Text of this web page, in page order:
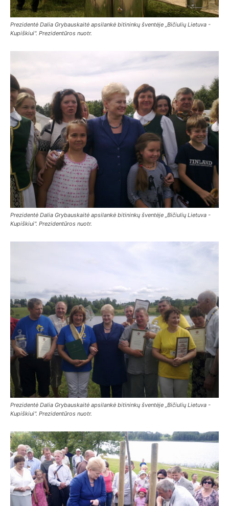
Prezidentė Dalia Grybauskaitė apsilankė bitininkų šventėje „Bičiulių Lietuva -
Kupiškiui". Prezidentūros nuotr.
Prezidentė Dalia Grybauskaitė apsilankė bitininkų šventėje „Bičiulių Lietuva -
Kupiškiui". Prezidentūros nuotr.
Prezidentė Dalia Grybauskaitė apsilankė bitininkų šventėje „Bičiulių Lietuva -
Kupiškiui". Prezidentūros nuotr.